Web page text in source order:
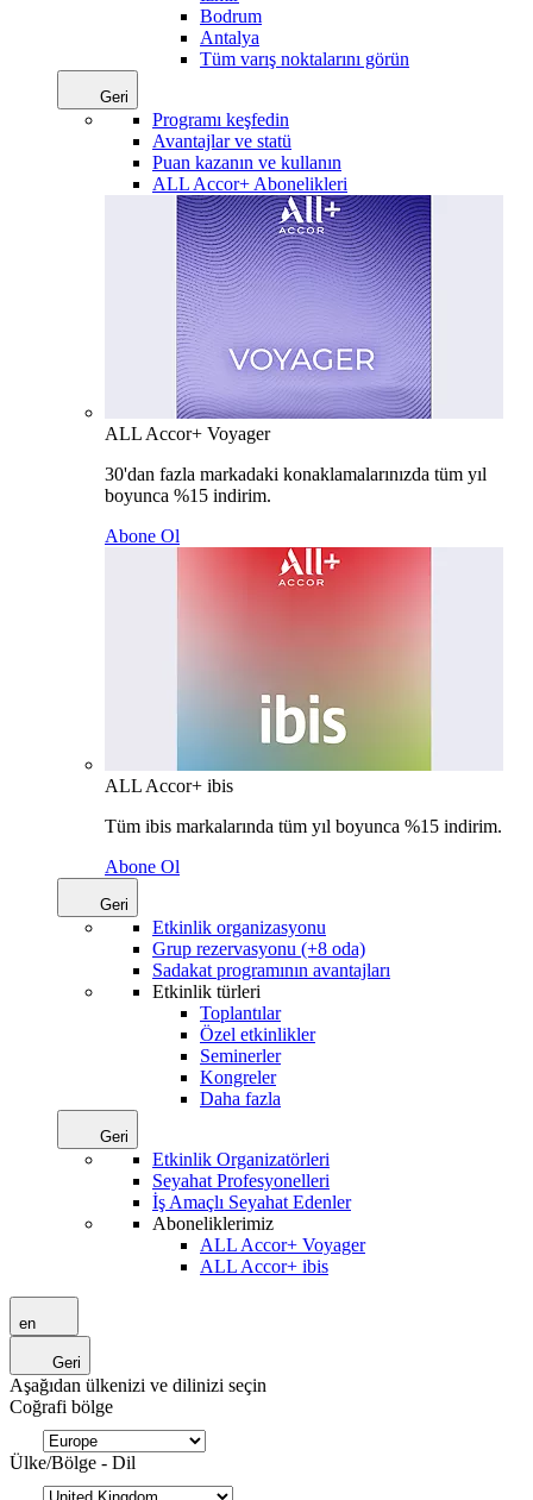
Bodrum
Antalya
Tüm varış noktalarını görün
Geri
Programı keşfedin
Avantajlar ve statü
Puan kazanın ve kullanın
ALL Accor+ Abonelikleri
ALL Accor+ Voyager
30'dan fazla markadaki konaklamalarınızda tüm yıl
boyunca %15 indirim.
Abone Ol
ALL Accor+ ibis
Tüm ibis markalarında tüm yıl boyunca %15 indirim.
Abone Ol
Geri
Etkinlik organizasyonu
Grup rezervasyonu (+8 oda)
Sadakat programının avantajları
Etkinlik türleri
Toplantılar
Özel etkinlikler
Seminerler
Kongreler
Daha fazla
Geri
Etkinlik Organizatörleri
Seyahat Profesyonelleri
İş Amaçlı Seyahat Edenler
Aboneliklerimiz
ALL Accor+ Voyager
ALL Accor+ ibis
en
Geri
Aşağıdan ülkenizi ve dilinizi seçin
Coğrafi bölge
Ülke/Bölge - Dil